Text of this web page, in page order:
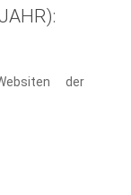
der